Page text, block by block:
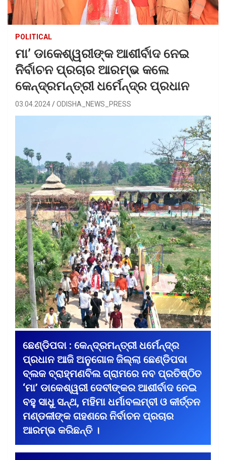
POLITICAL
ମା’ ଡାକେଶ୍ୱରୀଙ୍କ ଆଶୀର୍ବାଦ ନେଇ
ନିର୍ବାଚନ ପ୍ରଚାର ଆରମ୍ଭ କଲେ
କେନ୍ଦ୍ରମନ୍ତ୍ରୀ ଧର୍ମେନ୍ଦ୍ର ପ୍ରଧାନ
03.04.2024 ODISHA_NEWS_PRESS
ଛେଣ୍ଡିପଦା : କେନ୍ଦ୍ରମନ୍ତ୍ରୀ ଧର୍ମେନ୍ଦ୍ର
ପ୍ରଧାନ ଆଜି ଅନୁଗୋଳ ଜିଲ୍ଲା ଛେଣ୍ଡିପଦା
ବ୍ଲକ ବ୍ରାହ୍ମଣବିଲ ଗ୍ରାମରେ ନବ ପ୍ରତିଷ୍ଠିତ
‘ମା’ ଡାକେଶ୍ୱରୀ ଦେବୀଙ୍କର ଆଶୀର୍ବାଦ ନେଇ
ବହୁ ସାଧୁ ସନ୍ଥ, ମହିମା ଧର୍ମାବଲମ୍ବୀ ଓ କୀର୍ତ୍ତନ
ମଣ୍ଡଳୀଙ୍କ ଗହଣରେ ନିର୍ବାଚନ ପ୍ରଚାର
ଆରମ୍ଭ କରିଛନ୍ତି ।